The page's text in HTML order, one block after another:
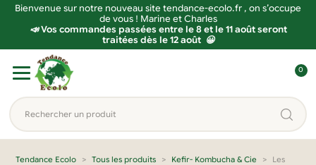
Bienvenue sur notre nouveau site tendance-ecolo.fr , on s’occupe
de vous ! Marine et Charles
📣 Vos commandes passées entre le 8 et le 11 août seront
traitées dès le 12 août 😀
navigation
contenu
Rechercher
un
produit...
o
n
e
0
Tendance Ecolo Tous les produits Kefir- Kombucha & Cie
Les